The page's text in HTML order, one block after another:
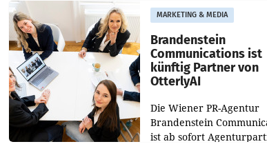
aus, womit sich das
gegenüber Juli 2025
verdoppelte (+102
MARKETING & MEDIA
Brandenstein
Communications ist
künftig Partner von
OtterlyAI
Die Wiener PR-Agentur
Brandenstein
ist ab sofort